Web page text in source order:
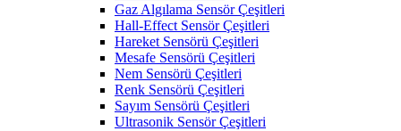
Gaz Algılama Sensör Çeşitleri
Hall-Effect Sensör Çeşitleri
Hareket Sensörü Çeşitleri
Mesafe Sensörü Çeşitleri
Nem Sensörü Çeşitleri
Renk Sensörü Çeşitleri
Sayım Sensörü Çeşitleri
Ultrasonik Sensör Çeşitleri